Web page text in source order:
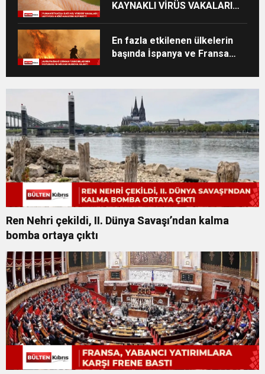
KAYNAKLI VİRÜS VAKALARI
En fazla etkilenen ülkelerin
başında İspanya ve Fransa
Ren Nehri çekildi, II. Dünya Savaşı’ndan kalma
bomba ortaya çıktı